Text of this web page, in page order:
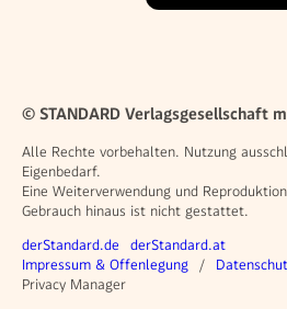
© STANDARD Verlagsgesellschaft
Alle Rechte vorbehalten. Nutzung
Eigenbedarf.
Eine Weiterverwendung und
Gebrauch hinaus ist nicht gestattet.
Weitere Angebote
derStandard.de derStandard.at
Rechtliches
Impressum & Offenlegung
Privacy Manager